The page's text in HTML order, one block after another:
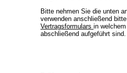
Bitte nehmen Sie die unten
verwenden anschließend
Vertragsformulars in
abschließend aufgeführt sind.